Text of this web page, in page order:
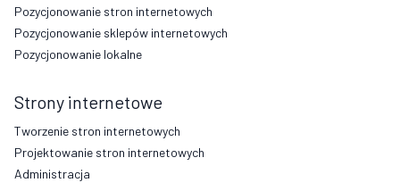
Pozycjonowanie stron internetowych
Pozycjonowanie sklepów internetowych
Pozycjonowanie lokalne
Strony internetowe
Tworzenie stron internetowych
Projektowanie stron internetowych
Administracja